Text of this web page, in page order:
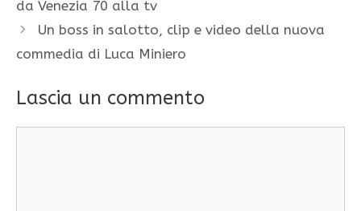
da Venezia 70 alla tv
Un boss in salotto, clip e video della nuova
commedia di Luca Miniero
Lascia un commento